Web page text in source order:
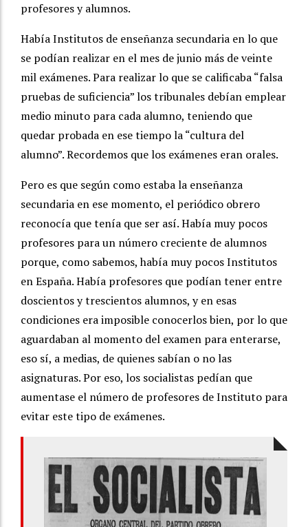
profesores y alumnos.
Había Institutos de enseñanza secundaria en lo que
se podían realizar en el mes de junio más de veinte
mil exámenes. Para realizar lo que se calificaba “falsa
pruebas de suficiencia” los tribunales debían emplear
medio minuto para cada alumno, teniendo que
quedar probada en ese tiempo la “cultura del
alumno”. Recordemos que los exámenes eran orales.
Pero es que según como estaba la enseñanza
secundaria en ese momento, el periódico obrero
reconocía que tenía que ser así. Había muy pocos
profesores para un número creciente de alumnos
porque, como sabemos, había muy pocos Institutos
en España. Había profesores que podían tener entre
doscientos y trescientos alumnos, y en esas
condiciones era imposible conocerlos bien, por lo que
aguardaban al momento del examen para enterarse,
eso sí, a medias, de quienes sabían o no las
asignaturas. Por eso, los socialistas pedían que
aumentase el número de profesores de Instituto para
evitar este tipo de exámenes.